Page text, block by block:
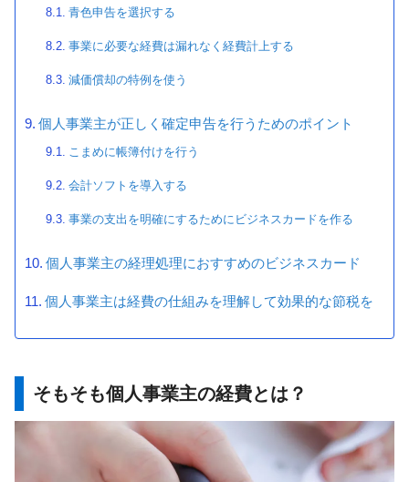
青色申告を選択する
事業に必要な経費は漏れなく経費計上する
減価償却の特例を使う
個人事業主が正しく確定申告を行うためのポイント
こまめに帳簿付けを行う
会計ソフトを導入する
事業の支出を明確にするためにビジネスカードを作る
個人事業主の経理処理におすすめのビジネスカード
個人事業主は経費の仕組みを理解して効果的な節税を
そもそも個人事業主の経費とは？